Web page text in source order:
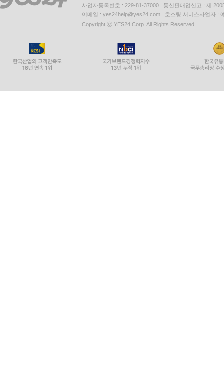
사업자등록번호 : 229-81-37000 통신판매업신고 : 제
이메일 : yes24help@yes24.com 호스팅 서비스사업자 :
Copyright ⓒ YES24 Corp. All Rights Reserved.